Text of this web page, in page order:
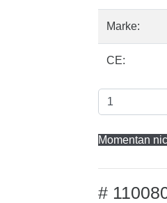
Marke:
CE:
Momentan
#